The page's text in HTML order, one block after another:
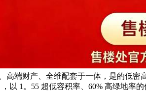
端财产、全维配套于一体，是的低
以 1。55 超低容积率、60% 高绿地